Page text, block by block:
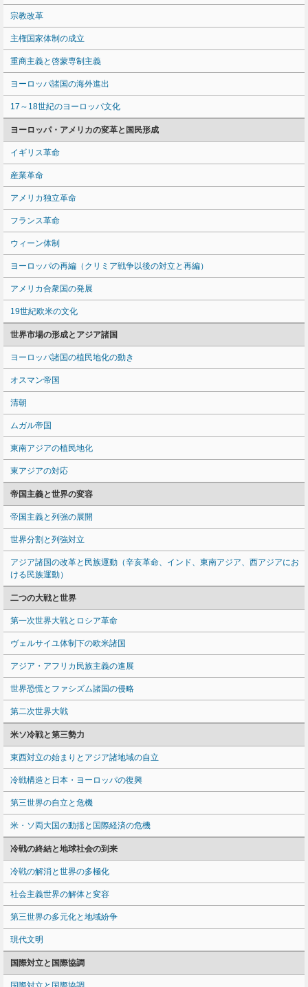
宗教改革
主権国家体制の成立
重商主義と啓蒙専制主義
ヨーロッパ諸国の海外進出
17～18世紀のヨーロッパ文化
ヨーロッパ・アメリカの変革と国民形成
イギリス革命
産業革命
アメリカ独立革命
フランス革命
ウィーン体制
ヨーロッパの再編（クリミア戦争以後の対立と再編）
アメリカ合衆国の発展
19世紀欧米の文化
世界市場の形成とアジア諸国
ヨーロッパ諸国の植民地化の動き
オスマン帝国
清朝
ムガル帝国
東南アジアの植民地化
東アジアの対応
帝国主義と世界の変容
帝国主義と列強の展開
世界分割と列強対立
アジア諸国の改革と民族運動（辛亥革命、インド、東南アジア、西アジアにお
ける民族運動）
二つの大戦と世界
第一次世界大戦とロシア革命
ヴェルサイユ体制下の欧米諸国
アジア・アフリカ民族主義の進展
世界恐慌とファシズム諸国の侵略
第二次世界大戦
米ソ冷戦と第三勢力
東西対立の始まりとアジア諸地域の自立
冷戦構造と日本・ヨーロッパの復興
第三世界の自立と危機
米・ソ両大国の動揺と国際経済の危機
冷戦の終結と地球社会の到来
冷戦の解消と世界の多極化
社会主義世界の解体と変容
第三世界の多元化と地域紛争
現代文明
国際対立と国際協調